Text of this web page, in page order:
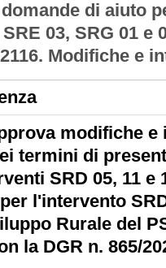
di aiuto
03, SRG 01 e
Modifiche e
modifiche e
termini di
SRD 05, 11 e
l'intervento
Rurale del
la DGR n. 865/